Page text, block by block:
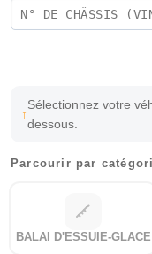
Sélectionnez votre
dessous.
Parcourir par
BALAI D'ESSUIE-GLACE